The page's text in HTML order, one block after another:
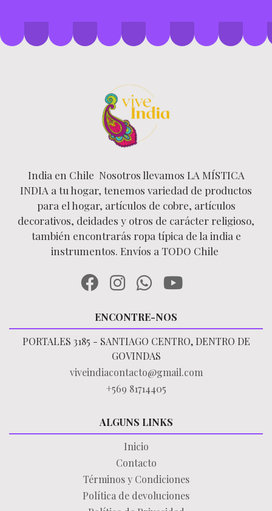
India en Chile Nosotros llevamos LA MÍSTICA
INDIA a tu hogar, tenemos variedad de productos
para el hogar, artículos de cobre, artículos
decorativos, deidades y otros de carácter religioso,
también encontrarás ropa típica de la india e
instrumentos. Envíos a TODO Chile
ENCONTRE-NOS
PORTALES 3185 - SANTIAGO CENTRO, DENTRO DE
GOVINDAS
viveindiacontacto@gmail.com
+569 81714405
ALGUNS LINKS
Inicio
Contacto
Términos y Condiciones
Política de devoluciones